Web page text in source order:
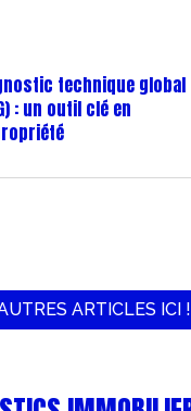
technique global
: un outil clé en
ARTICLES ICI !